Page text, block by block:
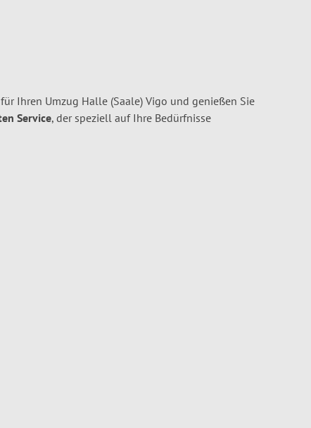
Ihren Umzug Halle (Saale) Vigo und genießen Sie
Service, der speziell auf Ihre Bedürfnisse